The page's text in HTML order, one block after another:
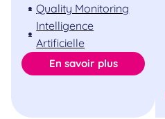
Quality Monitoring
Intelligence
Artificielle
En savoir plus